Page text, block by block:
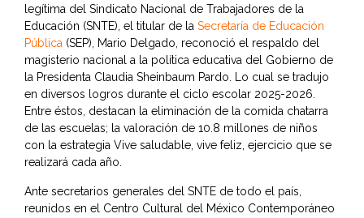
legítima del Sindicato Nacional de Trabajadores de la
Educación (SNTE), el titular de la Secretaría de Educación
Pública (SEP), Mario Delgado, reconoció el respaldo del
magisterio nacional a la política educativa del Gobierno de
la Presidenta Claudia Sheinbaum Pardo. Lo cual se tradujo
en diversos logros durante el ciclo escolar 2025-2026.
Entre éstos, destacan la eliminación de la comida chatarra
de las escuelas; la valoración de 10.8 millones de niños
con la estrategia Vive saludable, vive feliz, ejercicio que se
realizará cada año.
Ante secretarios generales del SNTE de todo el país,
reunidos en el Centro Cultural del México Contemporáneo